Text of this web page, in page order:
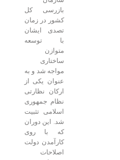
بازرسی کل
کشور در زمان
تصدی ایشان
با توسعه
ساختاری
مواجه شد و به
عنوان یکی از
ارکان نظارتی
نظام جمهوری
اسلامی تثبیت
شد. این دوران
که با روی
کارآمدن دولت
اصلاحات